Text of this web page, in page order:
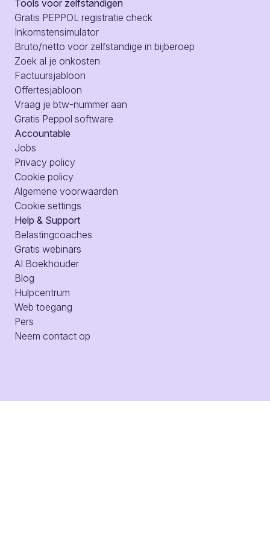
Tools voor zelfstandigen
Gratis PEPPOL registratie check
Inkomstensimulator
Bruto/netto voor zelfstandige in bijberoep
Zoek al je onkosten
Factuursjabloon
Offertesjabloon
Vraag je btw-nummer aan
Gratis Peppol software
Accountable
Jobs
Privacy policy
Cookie policy
Algemene voorwaarden
Cookie settings
Help & Support
Belastingcoaches
Gratis webinars
AI Boekhouder
Blog
Hulpcentrum
Web toegang
Pers
Neem contact op